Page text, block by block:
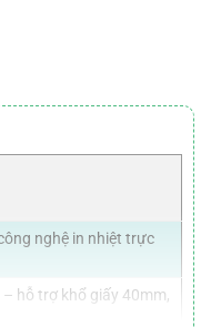
nghệ in nhiệt trực
hỗ trợ khổ giấy 40mm,